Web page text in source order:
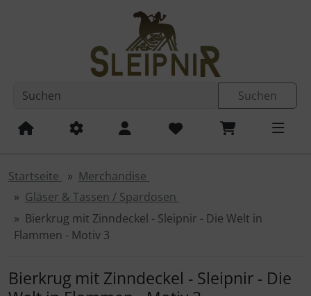
Springe zur Navigation
Suchen
Startseite
Merchandise
Gläser & Tassen / Spardosen
Bierkrug mit Zinndeckel - Sleipnir - Die Welt in
Flammen - Motiv 3
Bierkrug mit Zinndeckel - Sleipnir - Die